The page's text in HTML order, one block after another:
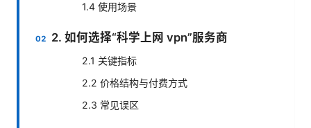
1.4 使用场景
2. 如何选择“科学上网 vpn”服务商
2.1 关键指标
2.2 价格结构与付费方式
2.3 常见误区